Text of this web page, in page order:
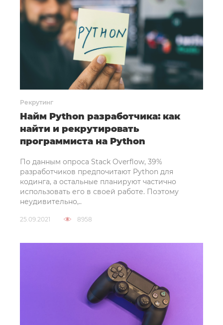
Рекрутинг
Найм Python разработчика: как
найти и рекрутировать
программиста на Python
По данным опроса Stack Overflow, 39%
разработчиков предпочитают Python для
кодинга, а остальные планируют частично
использовать его в своей работе. Поэтому
неудивительно,..
25.09.2021 8958